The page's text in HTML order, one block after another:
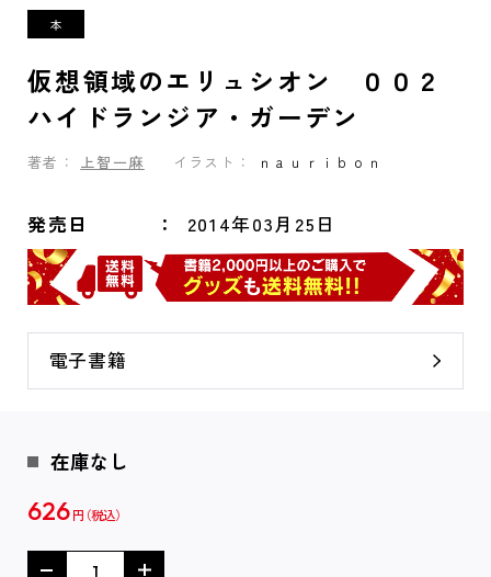
仮想領域のエリュシオン ００２
ハイドランジア・ガーデン
著者： 上智一麻 イラスト： ｎａｕｒｉｂｏｎ
発売日 2014年03月25日
電子書籍
在庫なし
626 円